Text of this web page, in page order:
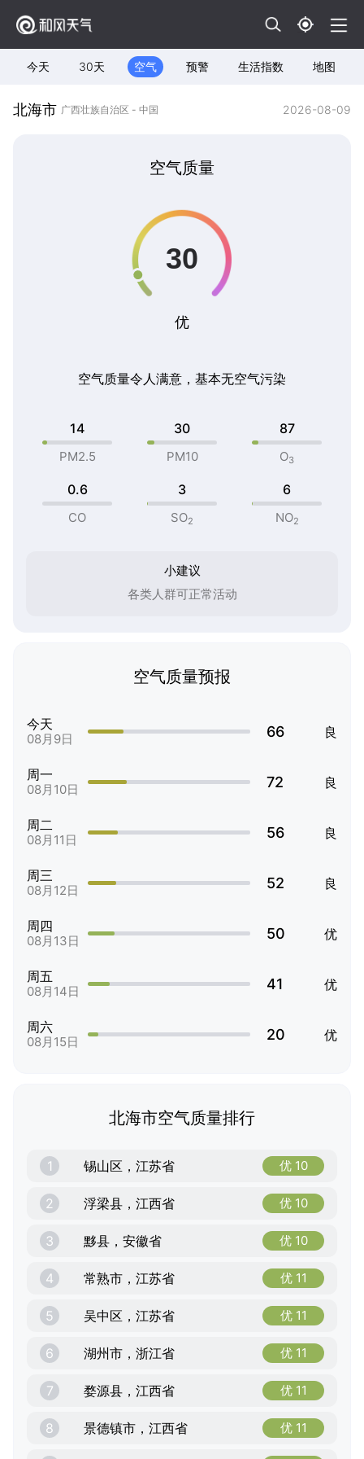
今天 30天 空气 预警 生活指数 地图
北海市 广西壮族自治区 - 中国 2026-08-09
空气质量
优
空气质量令人满意，基本无空气污染
14
PM2.5
30
PM10
87
O3
0.6
CO
3
SO2
6
NO2
小建议
各类人群可正常活动
空气质量预报
今天
08月9日 66 良
周一
08月10日 72 良
周二
08月11日 56 良
周三
08月12日 52 良
周四
08月13日 50 优
周五
08月14日 41 优
周六
08月15日 20 优
北海市空气质量排行
1 锡山区，江苏省 优 10
2 浮梁县，江西省 优 10
3 黟县，安徽省 优 10
4 常熟市，江苏省 优 11
5 吴中区，江苏省 优 11
6 湖州市，浙江省 优 11
7 婺源县，江西省 优 11
8 景德镇市，江西省 优 11